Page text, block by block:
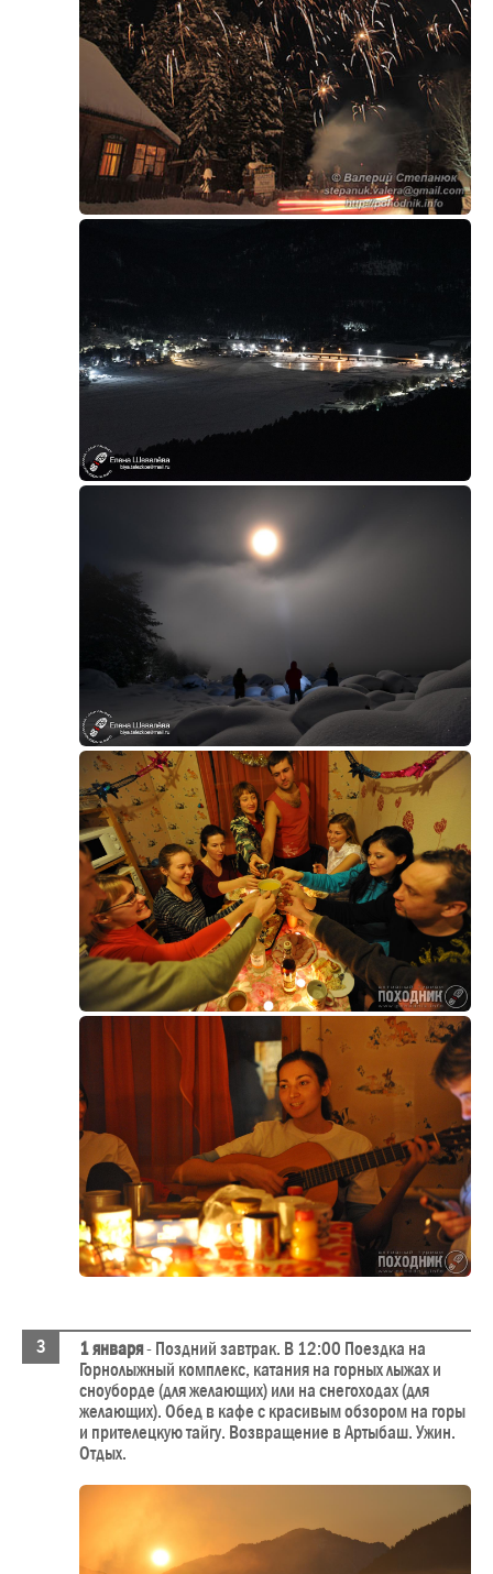
1 января- Поздний завтрак. В 12:00 Поездка на
Горнолыжный комплекс, катания на горных лыжах и
сноуборде (для желающих) или на снегоходах (для
желающих). Обед в кафе с красивым обзором на горы
и прителецкую тайгу. Возвращение в Артыбаш. Ужин.
Отдых.